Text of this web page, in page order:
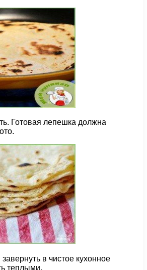
Готовая лепешка должна
в чистое кухонное
теплыми.